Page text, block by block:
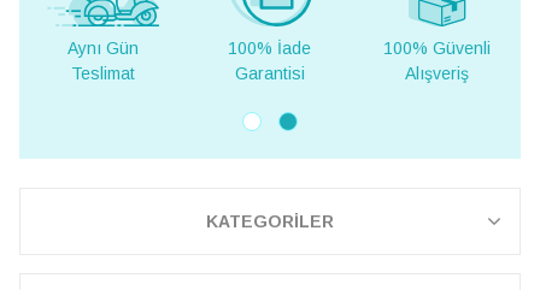
Aynı Gün
Teslimat
100% İade
Garantisi
100% Güvenli
Alışveriş
KATEGORİLER